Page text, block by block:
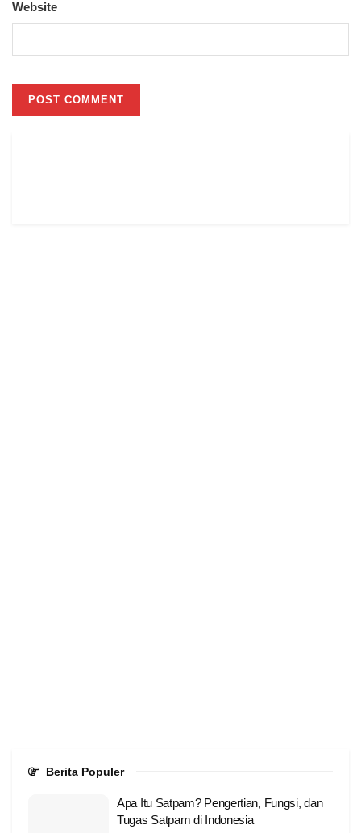
Website
Berita Populer
Apa Itu Satpam? Pengertian, Fungsi, dan
Tugas Satpam di Indonesia